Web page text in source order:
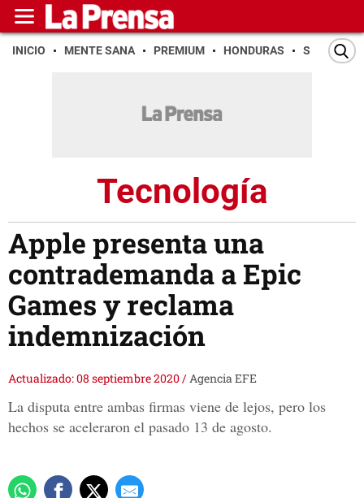
INICIO MENTE SANA PREMIUM HONDURAS SAN PEDRO
Tecnología
Apple presenta una
contrademanda a Epic
Games y reclama
indemnización
Actualizado: 08 septiembre 2020/Agencia EFE
La disputa entre ambas firmas viene de lejos, pero los
hechos se aceleraron el pasado 13 de agosto.